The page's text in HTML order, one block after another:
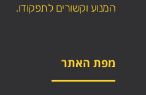
המנוע וקשורים לתפקודו.
מפת האתר